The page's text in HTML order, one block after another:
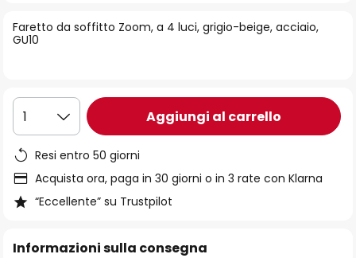
immagini
Faretto da soffitto Zoom, a 4 luci, grigio-beige, acciaio,
GU10
1 Aggiungi al carrello
Resi entro 50 giorni
Acquista ora, paga in 30 giorni o in 3 rate con Klarna
“Eccellente” su Trustpilot
Informazioni sulla consegna